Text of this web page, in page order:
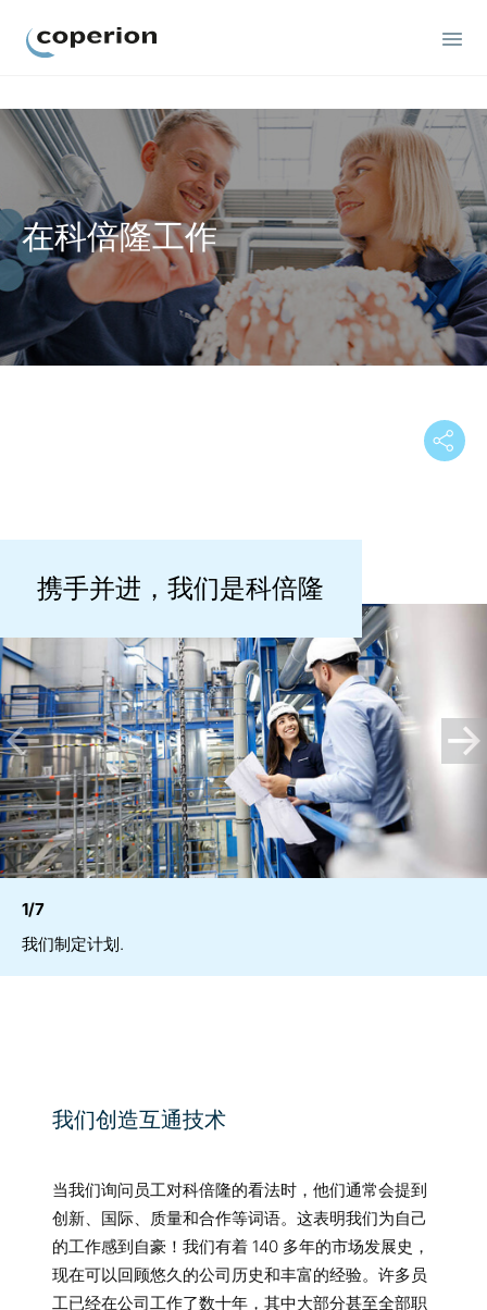
在科倍隆工作
携手并进，我们是科倍隆
1/7
我们制定计划.
我们创造互通技术
当我们询问员工对科倍隆的看法时，他们通常会提到
创新、国际、质量和合作等词语。这表明我们为自己
的工作感到自豪！我们有着 140 多年的市场发展史，
现在可以回顾悠久的公司历史和丰富的经验。许多员
工已经在公司工作了数十年，其中大部分甚至全部职